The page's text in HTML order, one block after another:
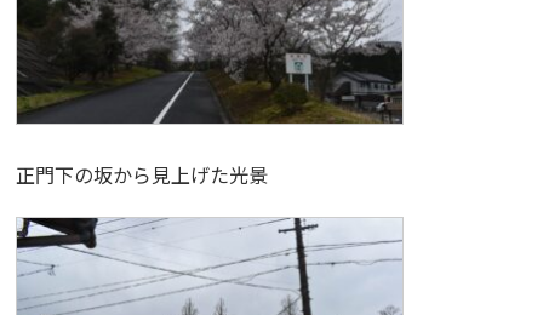
正門下の坂から見上げた光景